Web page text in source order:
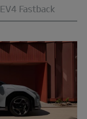
EV4 Fastback